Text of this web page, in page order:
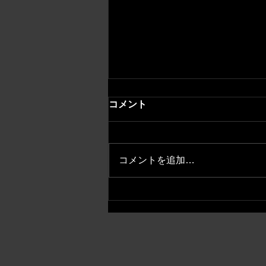
コメント
コメントを追加…